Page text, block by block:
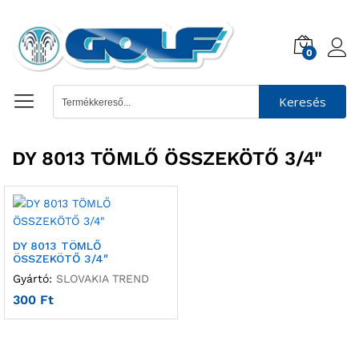
0
Keresés
DY 8013 TÖMLŐ ÖSSZEKÖTŐ 3/4"
DY 8013 TÖMLŐ
ÖSSZEKÖTŐ 3/4″
Gyártó: SLOVAKIA TREND
300 Ft